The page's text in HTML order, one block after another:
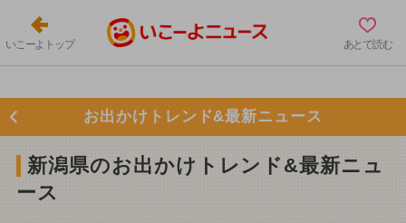
いこーよトップ あとで読む
お出かけトレンド&最新ニュース
新潟県のお出かけトレンド&最新ニュ
ース